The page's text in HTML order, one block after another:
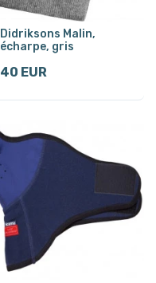
Didriksons Malin,
écharpe, gris
40 EUR